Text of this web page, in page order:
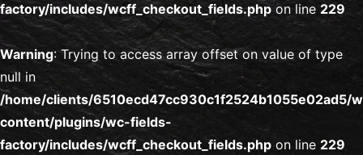
factory/includes/wcff_checkout_fields.phpon line 229
Warning: Trying to access array offset on value of type
null in
/home/clients/6510ecd47cc930c1f2524b1055e02ad5/
content/plugins/wc-fields-
factory/includes/wcff_checkout_fields.phpon line 229